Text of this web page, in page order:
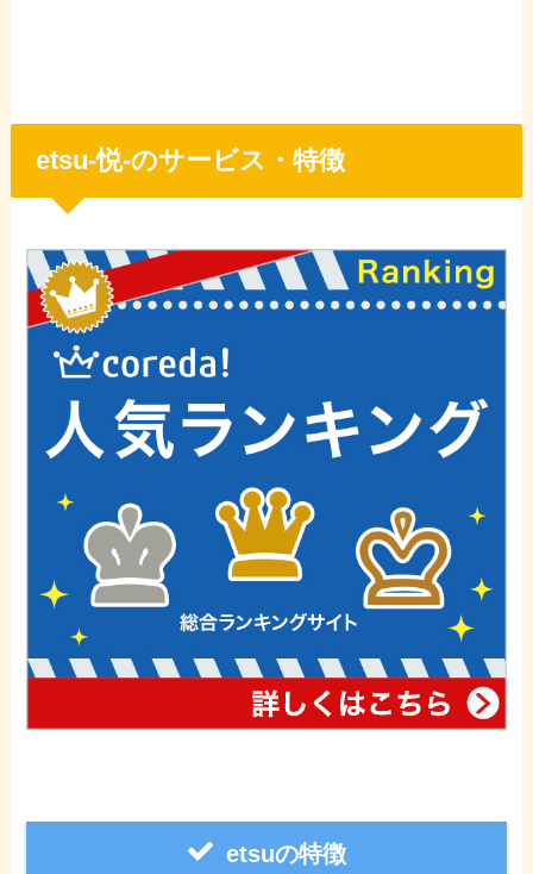
etsu-悦-のサービス・特徴
etsuの特徴